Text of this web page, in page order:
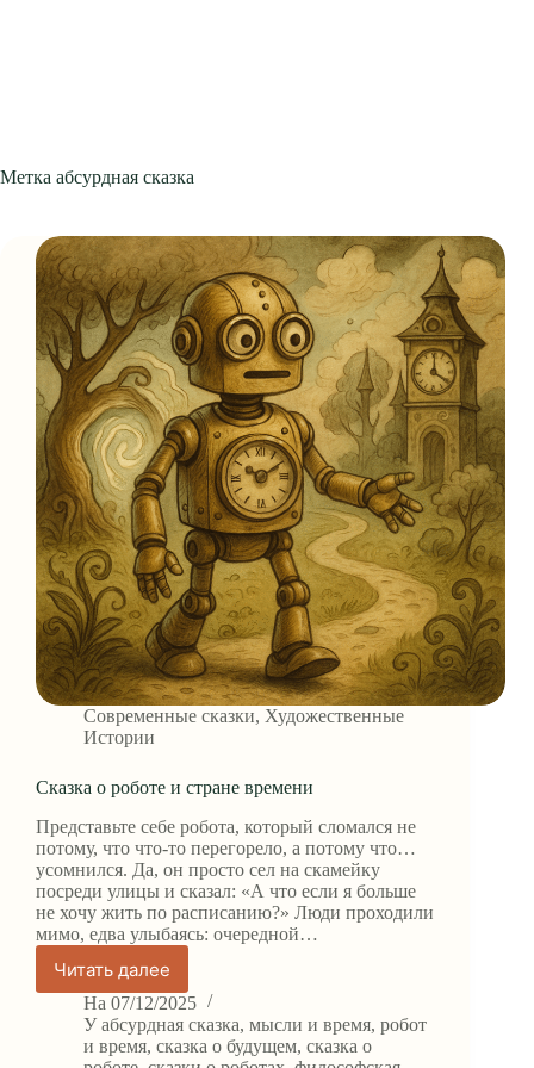
Метка абсурдная сказка
Современные сказки, Художественные
Истории
Сказка о роботе и стране времени
Представьте себе робота, который сломался не
потому, что что-то перегорело, а потому что…
усомнился. Да, он просто сел на скамейку
посреди улицы и сказал: «А что если я больше
не хочу жить по расписанию?» Люди проходили
мимо, едва улыбаясь: очередной…
Читать далее
Сказка
о
роботе
и
На 07/12/2025
У абсурдная сказка,мысли и время,робот
и время, сказка о будущем, сказка о